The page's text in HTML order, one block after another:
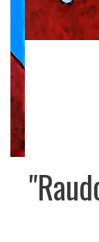
popierius
pajamos bus